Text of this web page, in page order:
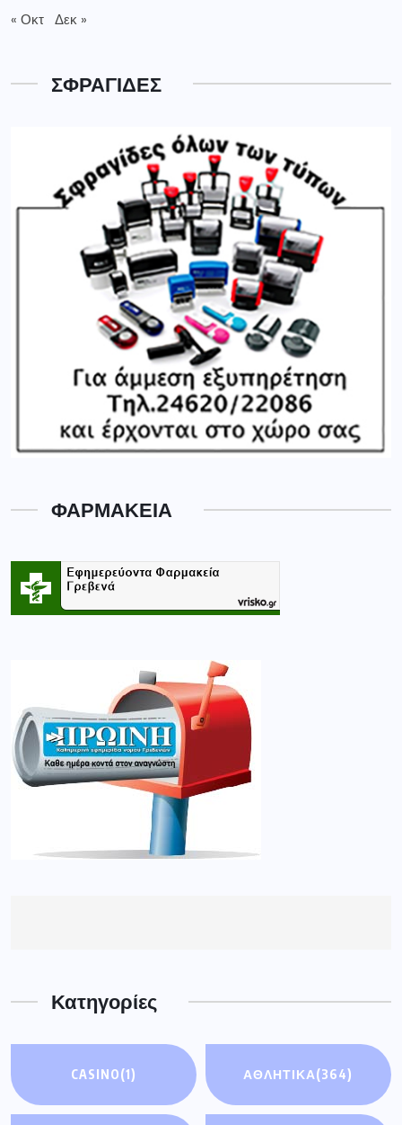
« Οκτ Δεκ »
ΣΦΡΑΓΙΔΕΣ
ΦΑΡΜΑΚΕΙΑ
Κατηγορίες
CASINO(1) ΑΘΛΗΤΙΚΑ(364)